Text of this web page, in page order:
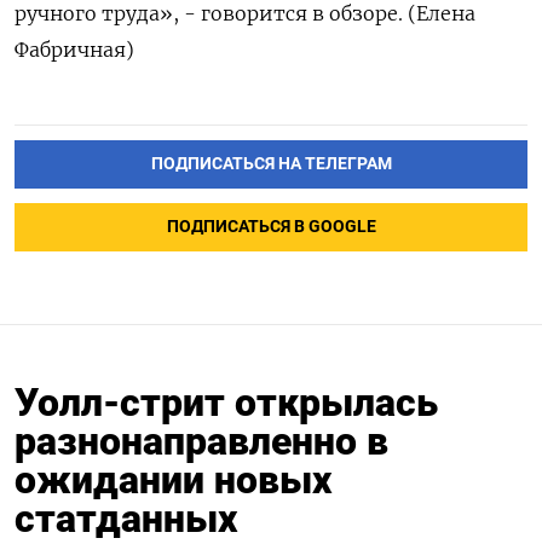
ручного труда», - говорится в обзоре. (Елена
Фабричная)
ПОДПИСАТЬСЯ НА ТЕЛЕГРАМ
ПОДПИСАТЬСЯ В GOOGLE
Уолл-стрит открылась
разнонаправленно в
ожидании новых
статданных